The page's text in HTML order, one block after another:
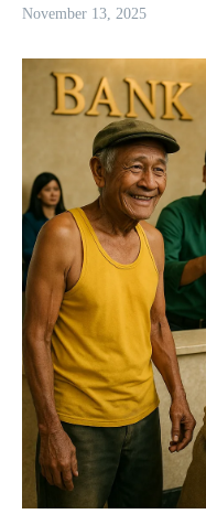
November 13, 2025